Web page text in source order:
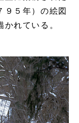
９５年）の絵図
れている。